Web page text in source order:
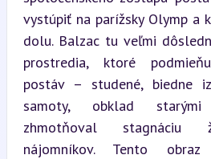
vystúpiť na parížsky Olymp a
dolu. Balzac tu veľmi
prostredia, ktoré
postáv – studené, biedne
samoty, obklad
zhmotňoval stagnáciu
nájomníkov. Tento